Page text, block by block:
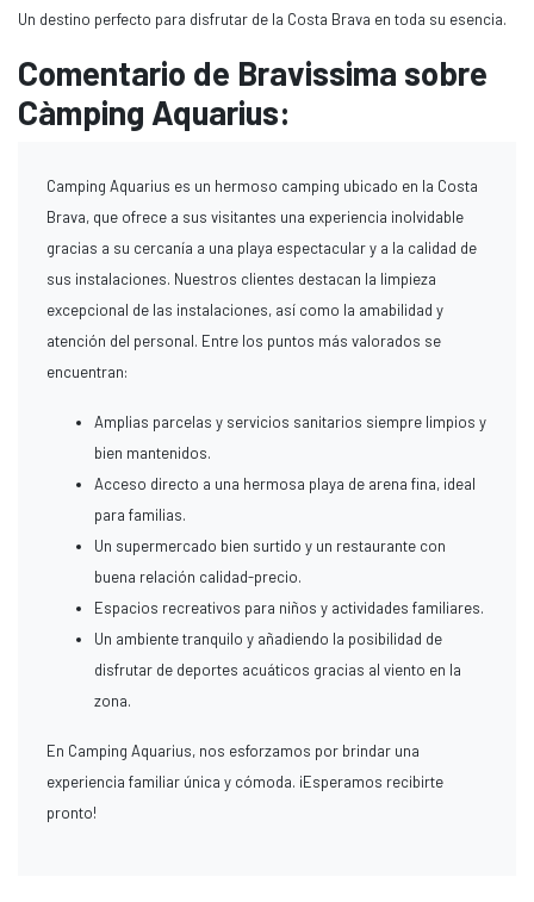
Un destino perfecto para disfrutar de la Costa Brava en toda su esencia.
Comentario de Bravissima sobre
Càmping Aquarius:
Camping Aquarius es un hermoso camping ubicado en la Costa
Brava, que ofrece a sus visitantes una experiencia inolvidable
gracias a su cercanía a una playa espectacular y a la calidad de
sus instalaciones. Nuestros clientes destacan la limpieza
excepcional de las instalaciones, así como la amabilidad y
atención del personal. Entre los puntos más valorados se
encuentran:
Amplias parcelas y servicios sanitarios siempre limpios y
bien mantenidos.
Acceso directo a una hermosa playa de arena fina, ideal
para familias.
Un supermercado bien surtido y un restaurante con
buena relación calidad-precio.
Espacios recreativos para niños y actividades familiares.
Un ambiente tranquilo y añadiendo la posibilidad de
disfrutar de deportes acuáticos gracias al viento en la
zona.
En Camping Aquarius, nos esforzamos por brindar una
experiencia familiar única y cómoda. ¡Esperamos recibirte
pronto!